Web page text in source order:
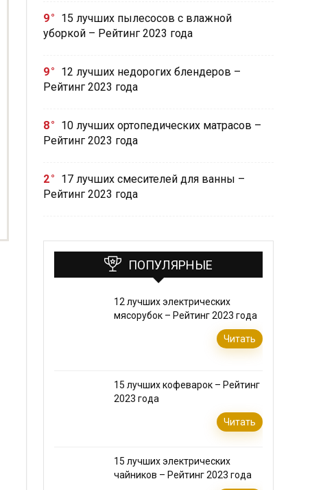
9
15 лучших пылесосов с влажной
уборкой – Рейтинг 2023 года
9
12 лучших недорогих блендеров –
Рейтинг 2023 года
8
10 лучших ортопедических матрасов –
Рейтинг 2023 года
2
17 лучших смесителей для ванны –
Рейтинг 2023 года
ПОПУЛЯРНЫЕ
12 лучших электрических
мясорубок – Рейтинг 2023 года
Читать
15 лучших кофеварок – Рейтинг
2023 года
Читать
15 лучших электрических
чайников – Рейтинг 2023 года